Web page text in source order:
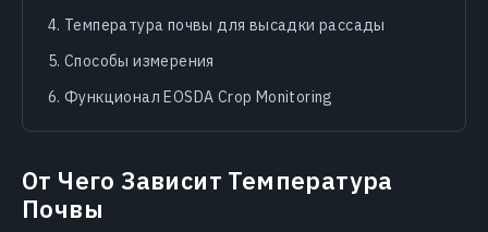
Температура почвы для высадки рассады
Способы измерения
Функционал EOSDA Crop Monitoring
От Чего Зависит Температура
Почвы